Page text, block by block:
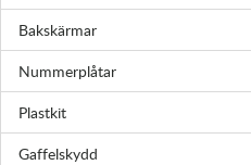
Bakskärmar
Nummerplåtar
Plastkit
Gaffelskydd